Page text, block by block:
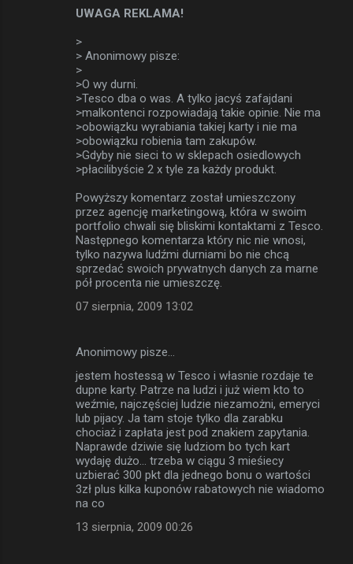
UWAGA REKLAMA!
>
> Anonimowy pisze:
>
>O wy durni.
>Tesco dba o was. A tylko jacyś zafajdani
>malkontenci rozpowiadają takie opinie. Nie ma
>obowiązku wyrabiania takiej karty i nie ma
>obowiązku robienia tam zakupów.
>Gdyby nie sieci to w sklepach osiedlowych
>płacilibyście 2 x tyle za każdy produkt.
Powyższy komentarz został umieszczony
przez agencję marketingową, która w swoim
portfolio chwali się bliskimi kontaktami z Tesco.
Następnego komentarza który nic nie wnosi,
tylko nazywa ludźmi durniami bo nie chcą
sprzedać swoich prywatnych danych za marne
pół procenta nie umieszczę.
07 sierpnia, 2009 13:02
Anonimowy pisze…
jestem hostessą w Tesco i własnie rozdaje te
dupne karty. Patrze na ludzi i już wiem kto to
weźmie, najczęściej ludzie niezamożni, emeryci
lub pijacy. Ja tam stoje tylko dla zarabku
chociaż i zapłata jest pod znakiem zapytania.
Naprawde dziwie się ludziom bo tych kart
wydaję dużo... trzeba w ciągu 3 mieśiecy
uzbierać 300 pkt dla jednego bonu o wartości
3zł plus kilka kuponów rabatowych nie wiadomo
na co
13 sierpnia, 2009 00:26